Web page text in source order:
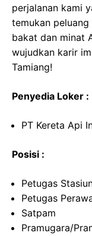
perjalanan kami
temukan
bakat dan minat
wujudkan karir
Tamiang!
Penyedia Loker :
PT Kereta Api
Posisi :
Petugas
Petugas
Satpam
Pramugara/